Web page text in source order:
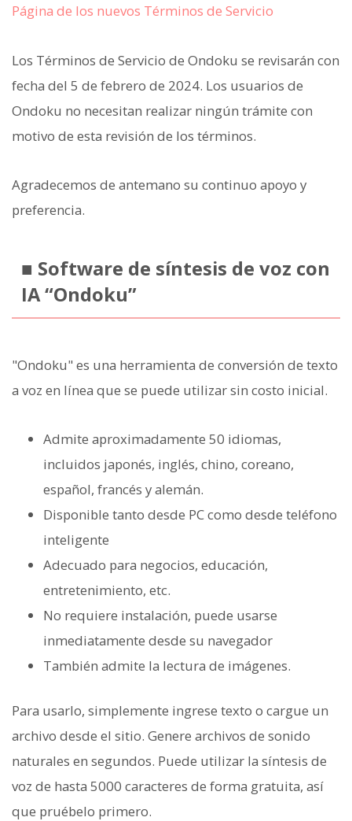
Página de los nuevos Términos de Servicio
Los Términos de Servicio de Ondoku se revisarán con
fecha del 5 de febrero de 2024. Los usuarios de
Ondoku no necesitan realizar ningún trámite con
motivo de esta revisión de los términos.
Agradecemos de antemano su continuo apoyo y
preferencia.
■ Software de síntesis de voz con
IA “Ondoku”
"Ondoku" es una herramienta de conversión de texto
a voz en línea que se puede utilizar sin costo inicial.
Admite aproximadamente 50 idiomas,
incluidos japonés, inglés, chino, coreano,
español, francés y alemán.
Disponible tanto desde PC como desde teléfono
inteligente
Adecuado para negocios, educación,
entretenimiento, etc.
No requiere instalación, puede usarse
inmediatamente desde su navegador
También admite la lectura de imágenes.
Para usarlo, simplemente ingrese texto o cargue un
archivo desde el sitio. Genere archivos de sonido
naturales en segundos. Puede utilizar la síntesis de
voz de hasta 5000 caracteres de forma gratuita, así
que pruébelo primero.